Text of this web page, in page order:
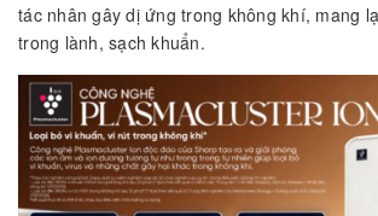
tác nhân gây dị ứng trong không khí, mang
trong lành, sạch khuẩn.